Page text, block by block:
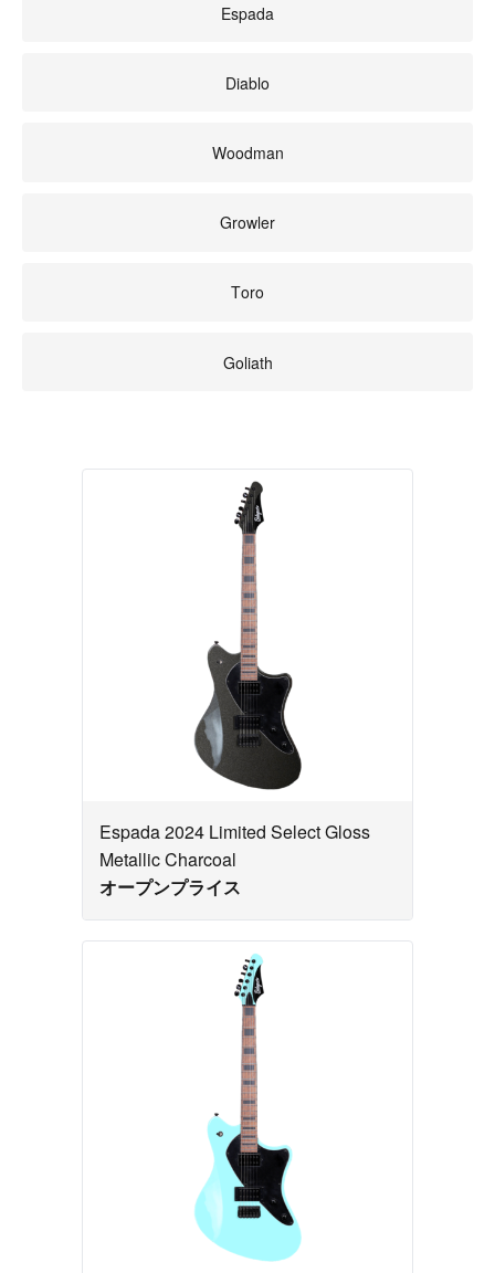
Espada
Diablo
Woodman
Growler
Toro
Goliath
Espada 2024 Limited Select Gloss
Metallic Charcoal
オープンプライス